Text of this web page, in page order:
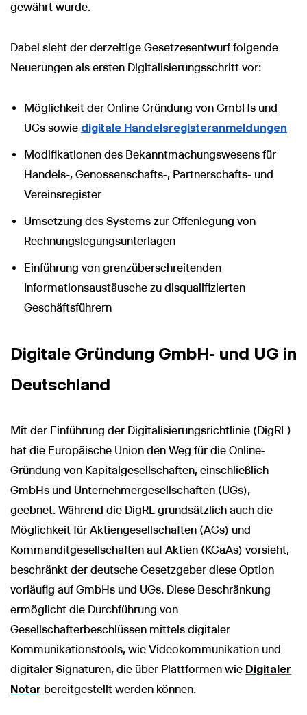
gewährt wurde.
Dabei sieht der derzeitige Gesetzesentwurf folgende
Neuerungen als ersten Digitalisierungsschritt vor:
Möglichkeit der Online Gründung von GmbHs und
UGs sowie digitale Handelsregisteranmeldungen
Modifikationen des Bekanntmachungswesens für
Handels-, Genossenschafts-, Partnerschafts- und
Vereinsregister
Umsetzung des Systems zur Offenlegung von
Rechnungslegungsunterlagen
Einführung von grenzüberschreitenden
Informationsaustäusche zu disqualifizierten
Geschäftsführern
Digitale Gründung GmbH- und UG in
Deutschland
Mit der Einführung der Digitalisierungsrichtlinie (DigRL)
hat die Europäische Union den Weg für die Online-
Gründung von Kapitalgesellschaften, einschließlich
GmbHs und Unternehmergesellschaften (UGs),
geebnet. Während die DigRL grundsätzlich auch die
Möglichkeit für Aktiengesellschaften (AGs) und
Kommanditgesellschaften auf Aktien (KGaAs) vorsieht,
beschränkt der deutsche Gesetzgeber diese Option
vorläufig auf GmbHs und UGs. Diese Beschränkung
ermöglicht die Durchführung von
Gesellschafterbeschlüssen mittels digitaler
Kommunikationstools, wie Videokommunikation und
digitaler Signaturen, die über Plattformen wie Digitaler
Notar bereitgestellt werden können.